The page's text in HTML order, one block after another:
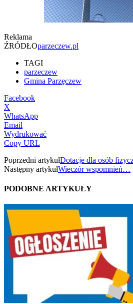
Reklama
ŹRÓDŁOparzeczew.pl
TAGI
parzeczew
Gmina Parzęczew
Facebook
X
WhatsApp
Email
Wydrukować
Copy URL
Poprzedni artykułDotacje dla osób
Następny artykułWieczór wspomnień…
PODOBNE ARTYKUŁY